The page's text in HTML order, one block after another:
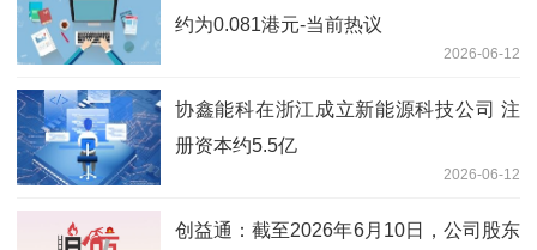
约为0.081港元-当前热议
2026-06-12
协鑫能科在浙江成立新能源科技公司 注
册资本约5.5亿
2026-06-12
创益通：截至2026年6月10日，公司股东